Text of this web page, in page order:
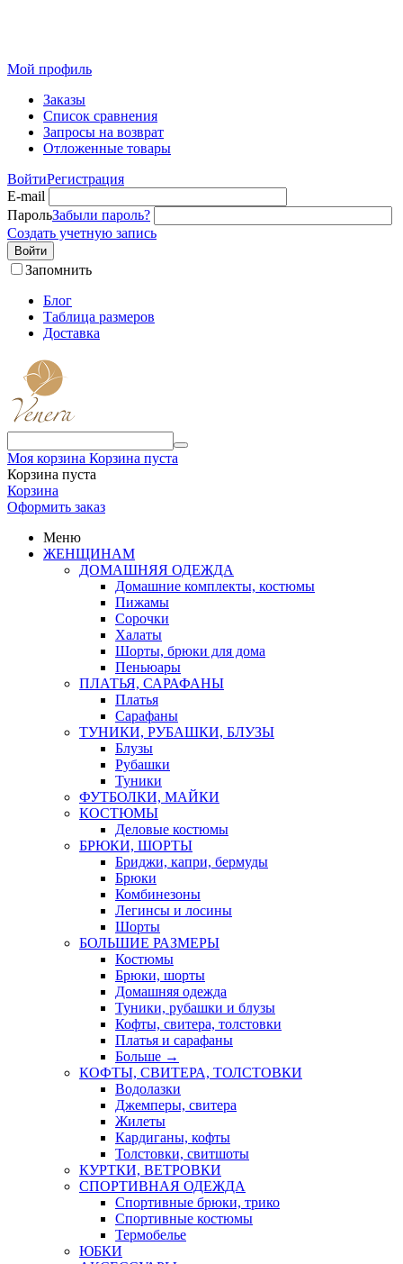
Мой профиль
Заказы
Список сравнения
Запросы на возврат
Отложенные товары
ВойтиРегистрация
E-mail
ПарольЗабыли пароль?
Создать учетную запись
Войти
Запомнить
Блог
Таблица размеров
Доставка
Моя корзина Корзина пуста
Корзина пуста
Корзина
Оформить заказ
Меню
ЖЕНЩИНАМ
ДОМАШНЯЯ ОДЕЖДА
Домашние комплекты, костюмы
Пижамы
Сорочки
Халаты
Шорты, брюки для дома
Пеньюары
ПЛАТЬЯ, САРАФАНЫ
Платья
Сарафаны
ТУНИКИ, РУБАШКИ, БЛУЗЫ
Блузы
Рубашки
Туники
ФУТБОЛКИ, МАЙКИ
КОСТЮМЫ
Деловые костюмы
БРЮКИ, ШОРТЫ
Бриджи, капри, бермуды
Брюки
Комбинезоны
Легинсы и лосины
Шорты
БОЛЬШИЕ РАЗМЕРЫ
Костюмы
Брюки, шорты
Домашняя одежда
Туники, рубашки и блузы
Кофты, свитера, толстовки
Платья и сарафаны
Больше →
КОФТЫ, СВИТЕРА, ТОЛСТОВКИ
Водолазки
Джемперы, свитера
Жилеты
Кардиганы, кофты
Толстовки, свитшоты
КУРТКИ, ВЕТРОВКИ
СПОРТИВНАЯ ОДЕЖДА
Спортивные брюки, трико
Спортивные костюмы
Термобелье
ЮБКИ